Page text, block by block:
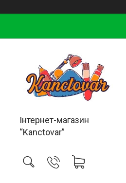
Інтернет-магазин
“Kanctovar”